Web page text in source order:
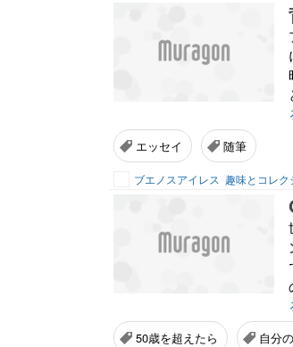
エッセイ 随筆
ブエノスアイレス 趣味とコレク
50歳を超えたら 自分